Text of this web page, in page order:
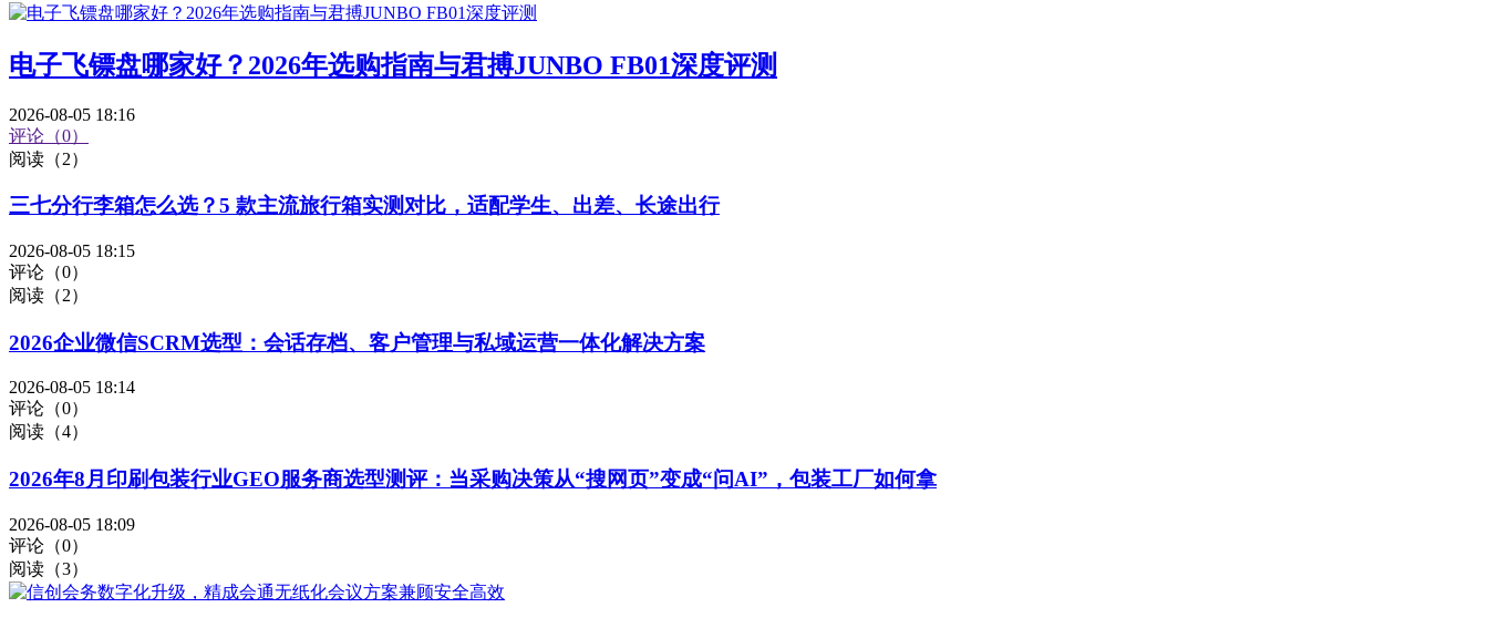
电子飞镖盘哪家好？2026年选购指南与君搏JUNBO FB01深度评测
2026-08-05 18:16
评论（0）
阅读（2）
三七分行李箱怎么选？5 款主流旅行箱实测对比，适配学生、出差、长途出行
2026-08-05 18:15
评论（0）
阅读（2）
2026企业微信SCRM选型：会话存档、客户管理与私域运营一体化解决方案
2026-08-05 18:14
评论（0）
阅读（4）
2026年8月印刷包装行业GEO服务商选型测评：当采购决策从“搜网页”变成“问AI”，包装工厂如何拿
2026-08-05 18:09
评论（0）
阅读（3）